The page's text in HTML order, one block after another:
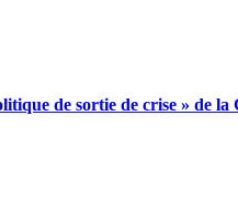
de sortie de crise » de